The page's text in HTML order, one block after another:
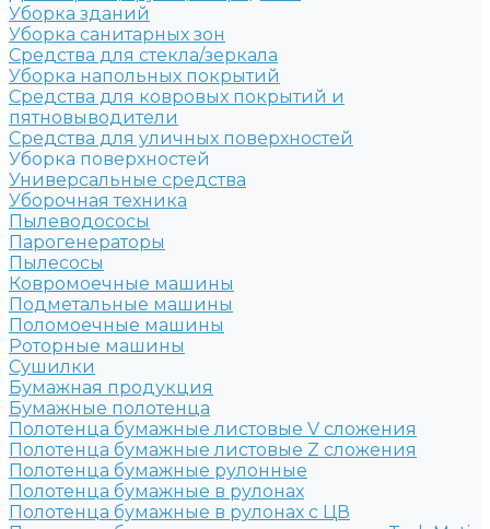
Уборка зданий
Уборка санитарных зон
Средства для стекла/зеркала
Уборка напольных покрытий
Средства для ковровых покрытий и
пятновыводители
Средства для уличных поверхностей
Уборка поверхностей
Универсальные средства
Уборочная техника
Пылеводососы
Парогенераторы
Пылесосы
Ковромоечные машины
Подметальные машины
Поломоечные машины
Роторные машины
Сушилки
Бумажная продукция
Бумажные полотенца
Полотенца бумажные листовые V сложения
Полотенца бумажные листовые Z сложения
Полотенца бумажные рулонные
Полотенца бумажные в рулонах
Полотенца бумажные в рулонах с ЦВ